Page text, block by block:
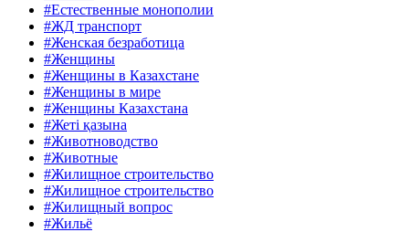
#Естественные монополии
#ЖД транспорт
#Женская безработица
#Женщины
#Женщины в Казахстане
#Женщины в мире
#Женщины Казахстана
#Жеті қазына
#Животноводство
#Животные
#Жилищное строительство
#Жилищное строительство
#Жилищный вопрос
#Жильё